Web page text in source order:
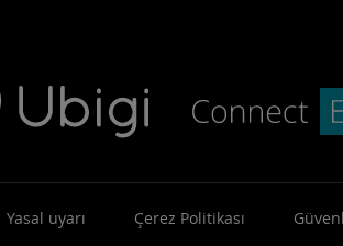
Yasal uyarı Çerez Politikası